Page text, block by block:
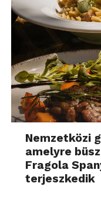
Nemzetközi
amelyre
Fragola
terjeszkedik